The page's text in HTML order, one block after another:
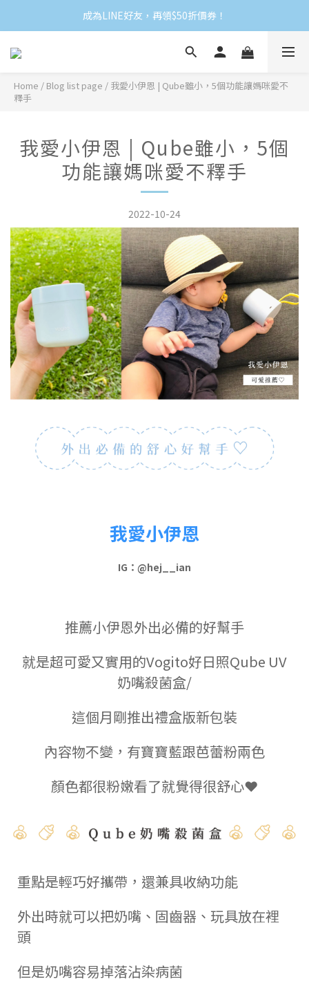
成為LINE好友，再領$50折價券！
Home / Blog list page / 我愛小伊恩 | Qube雖小，5個功能讓媽咪愛不
釋手
我愛小伊恩 | Qube雖小，5個
功能讓媽咪愛不釋手
2022-10-24
我愛小伊恩
IG：@hej__ian
推薦小伊恩外出必備的好幫手
就是超可愛又實用的Vogito好日照Qube UV
奶嘴殺菌盒/
這個月剛推出禮盒版新包裝
內容物不變，有寶寶藍跟芭蕾粉兩色
顏色都很粉嫩看了就覺得很舒心❤
重點是輕巧好攜帶，還兼具收納功能
外出時就可以把奶嘴、固齒器、玩具放在裡
頭
但是奶嘴容易掉落沾染病菌